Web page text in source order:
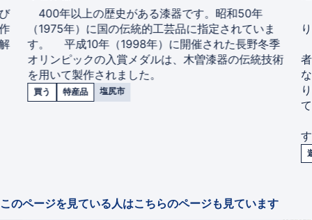
400年以上の歴史がある漆器です。昭和50年
（1975年）に国の伝統的工芸品に指定されていま
す。 平成10年（1998年）に開催された長野冬季
オリンピックの入賞メダルは、木曽漆器の伝統技術
を用いて製作されました。
買う 特産品 塩尻市
このページを見ている人はこちらのページも見ています